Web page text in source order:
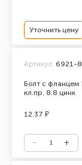
Уточнить цену
Болт с фланцем
кл.пр. 8.8 цинк
Артикул: 6921-
12.37 ₽